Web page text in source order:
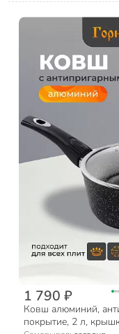
1 790 ₽
Ковш алюминий,
покрытие, 2 л,